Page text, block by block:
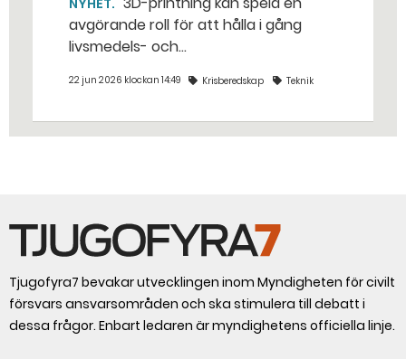
avgörande roll för att hålla i gång
livsmedels- och
krig. – Det går att vinna mycket tid
säger Susanne Norén, enhetschef vid
22 jun 2026 klockan 14:49 Krisberedskap Teknik
Tjugofyra7 bevakar utvecklingen inom Myndigheten för civilt
försvars ansvarsområden och ska stimulera till debatt i
dessa frågor. Enbart ledaren är myndighetens officiella linje.